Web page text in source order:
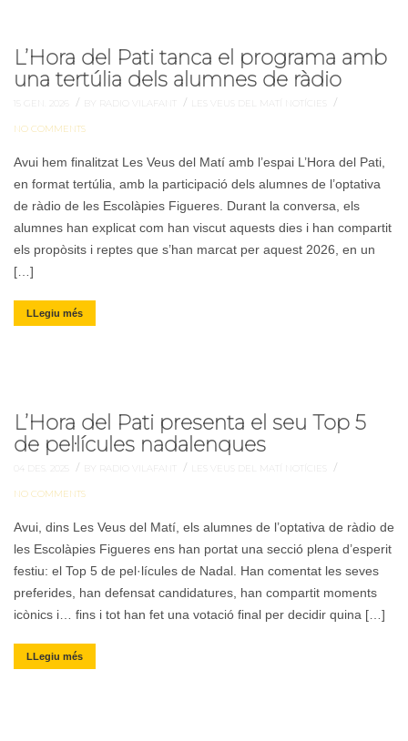
L’Hora del Pati tanca el programa amb
una tertúlia dels alumnes de ràdio
/ BY RADIO VILAFANT / LES VEUS DEL MATÍ NOTÍCIES /
NO COMMENTS
Avui hem finalitzat Les Veus del Matí amb l’espai L’Hora del Pati,
en format tertúlia, amb la participació dels alumnes de l’optativa
de ràdio de les Escolàpies Figueres. Durant la conversa, els
alumnes han explicat com han viscut aquests dies i han compartit
els propòsits i reptes que s’han marcat per aquest 2026, en un
[…]
LLegiu més
L’Hora del Pati presenta el seu Top 5
de pel·lícules nadalenques
04 DES. 2025 / BY RADIO VILAFANT / LES VEUS DEL MATÍ NOTÍCIES /
NO COMMENTS
Avui, dins Les Veus del Matí, els alumnes de l’optativa de ràdio de
les Escolàpies Figueres ens han portat una secció plena d’esperit
festiu: el Top 5 de pel·lícules de Nadal. Han comentat les seves
preferides, han defensat candidatures, han compartit moments
icònics i… fins i tot han fet una votació final per decidir quina […]
LLegiu més